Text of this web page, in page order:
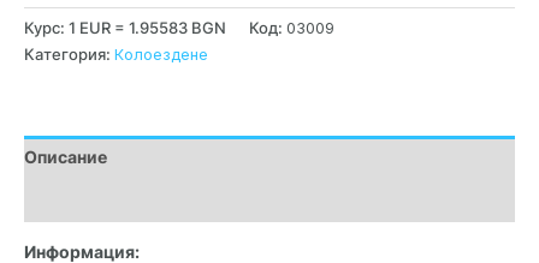
Курс: 1 EUR = 1.95583 BGN Код: 03009
Категория: Колоездене
Описание
Информация: